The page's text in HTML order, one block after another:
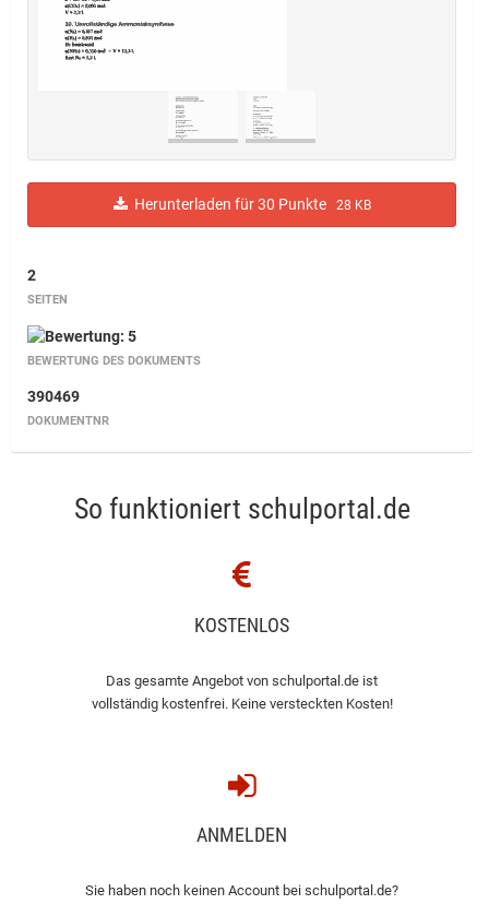
Herunterladen für 30 Punkte 28 KB
2
SEITEN
BEWERTUNG DES DOKUMENTS
390469
DOKUMENTNR
So funktioniert schulportal.de
KOSTENLOS
Das gesamte Angebot von schulportal.de ist
vollständig kostenfrei. Keine versteckten Kosten!
ANMELDEN
Sie haben noch keinen Account bei schulportal.de?